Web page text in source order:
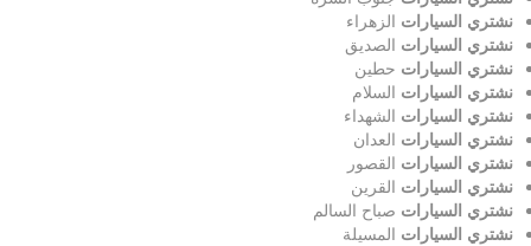
نشتري السيارات الزهراء
نشتري السيارات الصديق
نشتري السيارات حطين
نشتري السيارات السلام
نشتري السيارات الشهداء
نشتري السيارات العدان
نشتري السيارات القصور
نشتري السيارات القرين
نشتري السيارات صباح السالم
نشتري السيارات المسيلة